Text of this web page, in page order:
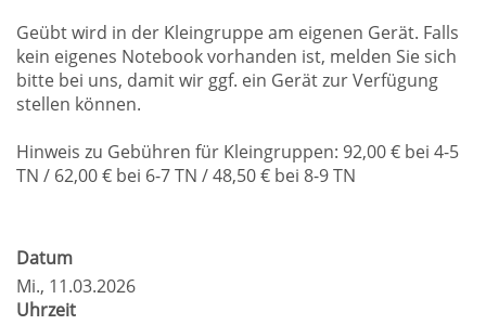
Geübt wird in der Kleingruppe am eigenen Gerät. Falls
kein eigenes Notebook vorhanden ist, melden Sie sich
bitte bei uns, damit wir ggf. ein Gerät zur Verfügung
stellen können.
Hinweis zu Gebühren für Kleingruppen: 92,00 € bei 4-5
TN / 62,00 € bei 6-7 TN / 48,50 € bei 8-9 TN
Datum
Mi., 11.03.2026
Uhrzeit